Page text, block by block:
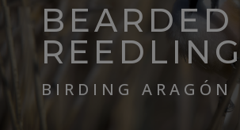
BEARDED
REEDLING
BIRDING ARAGÓN